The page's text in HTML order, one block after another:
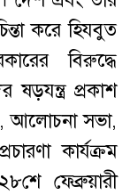
করে হিযবুত
বিরুদ্ধে
ষড়যন্ত্র প্রকাশ
আলোচনা সভা,
কার্যক্রম
ফেব্রুয়ারী